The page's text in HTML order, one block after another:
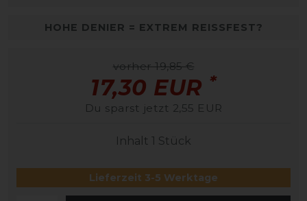
HOHE DENIER = EXTREM REISSFEST?
vorher 19,85 €
17,30 EUR *
Du sparst jetzt 2,55 EUR
Inhalt 1 Stück
Lieferzeit 3-5 Werktage